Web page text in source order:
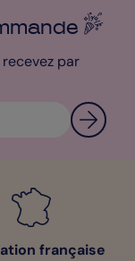
par
française